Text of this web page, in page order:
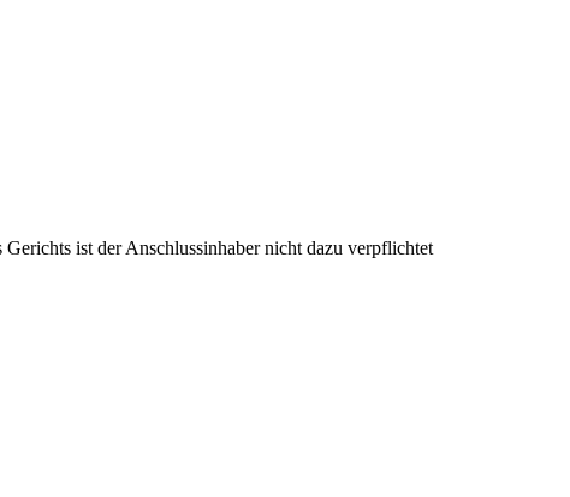
Gerichts ist derAnschlussinhabernicht dazu verpflichtet